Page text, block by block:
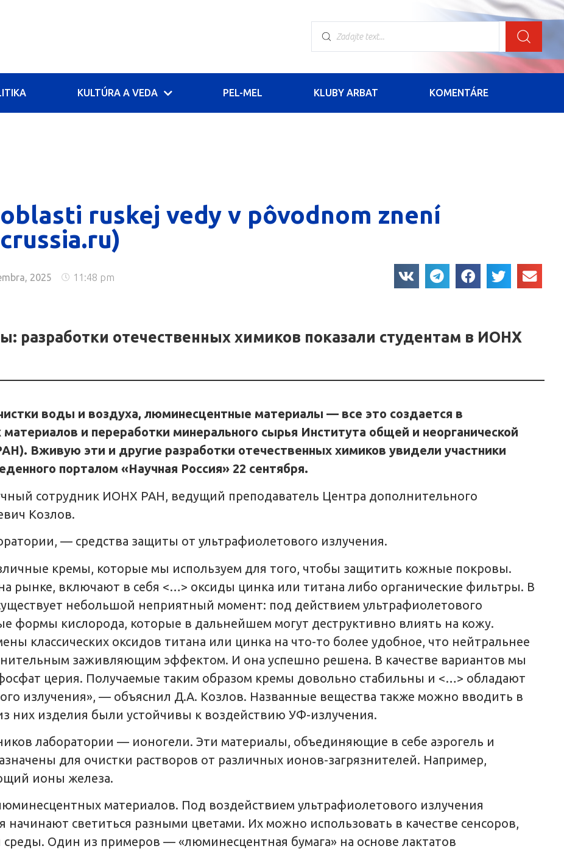
KULTÚRA A VEDA PEL-MEL KLUBY ARBAT KOMENTÁRE
ruskej vedy v pôvodnom znení
2025 11:48 pm
разработки отечественных химиков показали студентам в ИОНХ
воды и воздуха, люминесцентные материалы — все это создается в
и переработки минерального сырья Института общей и неорганической
Вживую эти и другие разработки отечественных химиков увидели участники
порталом «Научная Россия» 22 сентября.
сотрудник ИОНХ РАН, ведущий преподаватель Центра дополнительного
Козлов.
— средства защиты от ультрафиолетового излучения.
кремы, которые мы используем для того, чтобы защитить кожные покровы.
рынке, включают в себя <…> оксиды цинка или титана либо органические фильтры. В
небольшой неприятный момент: под действием ультрафиолетового
формы кислорода, которые в дальнейшем могут деструктивно влиять на кожу.
классических оксидов титана или цинка на что-то более удобное, что нейтральнее
заживляющим эффектом. И она успешно решена. В качестве вариантов мы
церия. Получаемые таким образом кремы довольно стабильны и <…> обладают
излучения», — объяснил Д.А. Козлов. Названные вещества также можно вводить в
них изделия были устойчивы к воздействию УФ-излучения.
лаборатории — ионогели. Эти материалы, объединяющие в себе аэрогель и
для очистки растворов от различных ионов-загрязнителей. Например,
ионы железа.
материалов. Под воздействием ультрафиолетового излучения
светиться разными цветами. Их можно использовать в качестве сенсоров,
Один из примеров — «люминесцентная бумага» на основе лактатов